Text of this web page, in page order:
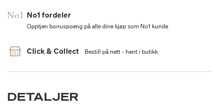
No1 fordeler
Opptjen bonuspoeng på alle dine kjøp som No1 kunde
Click & Collect Bestill på nett - hent i butikk
DETALJER